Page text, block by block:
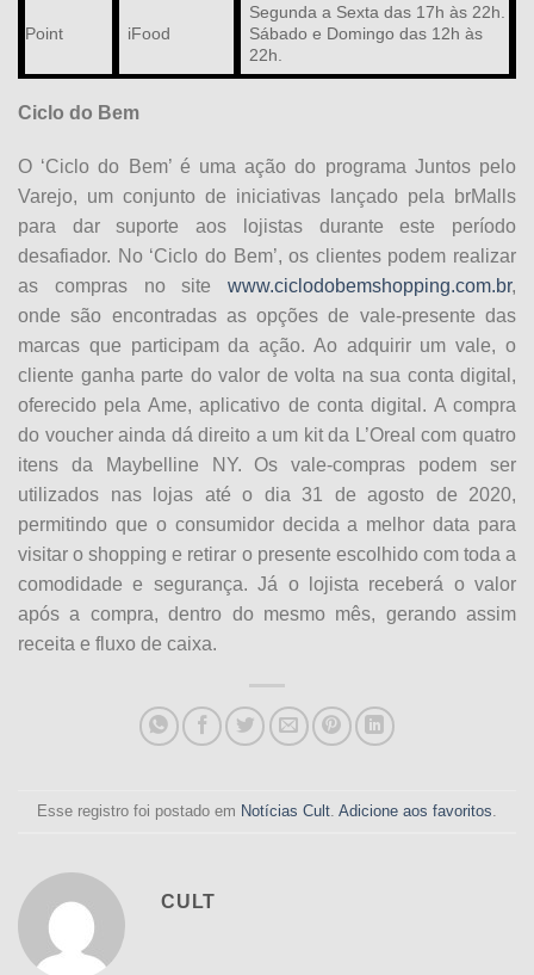
Point iFood
Segunda a Sexta das 17h às 22h.
Sábado e Domingo das 12h às
22h.
Ciclo do Bem
O ‘Ciclo do Bem’ é uma ação do programa Juntos pelo
Varejo, um conjunto de iniciativas lançado pela brMalls
para dar suporte aos lojistas durante este período
desafiador. No ‘Ciclo do Bem’, os clientes podem realizar
as compras no site www.ciclodobemshopping.com.br,
onde são encontradas as opções de vale-presente das
marcas que participam da ação. Ao adquirir um vale, o
cliente ganha parte do valor de volta na sua conta digital,
oferecido pela Ame, aplicativo de conta digital. A compra
do voucher ainda dá direito a um kit da L’Oreal com quatro
itens da Maybelline NY. Os vale-compras podem ser
utilizados nas lojas até o dia 31 de agosto de 2020,
permitindo que o consumidor decida a melhor data para
visitar o shopping e retirar o presente escolhido com toda a
comodidade e segurança. Já o lojista receberá o valor
após a compra, dentro do mesmo mês, gerando assim
receita e fluxo de caixa.
Esse registro foi postado em Notícias Cult Adicione aos favoritos
CULT